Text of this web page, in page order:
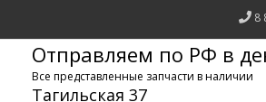
8
Отправляем по РФ в
Все представленные запчасти в наличии
Тагильская 37